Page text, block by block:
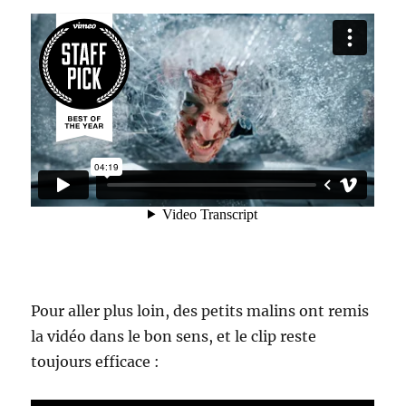
Pour aller plus loin, des petits malins ont remis
la vidéo dans le bon sens, et le clip reste
toujours efficace :